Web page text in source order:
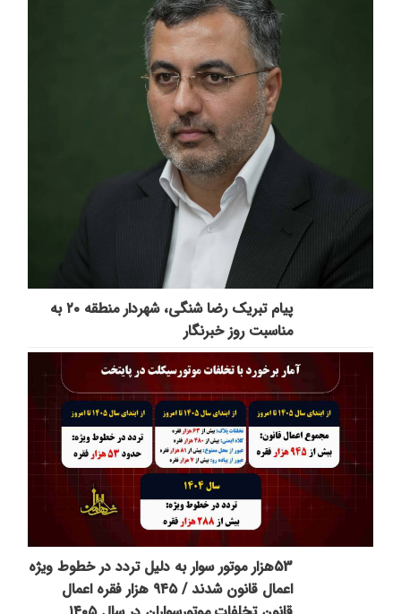
پیام تبریک رضا شنگی، شهردار منطقه ۲۰ به
مناسبت روز خبرنگار
53هزار موتور سوار به دلیل تردد در خطوط ویژه
اعمال قانون شدند / ۹۴۵ هزار فقره اعمال